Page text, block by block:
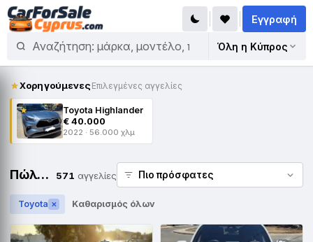
Όλη η Κύπρος
Εγγραφή
Χορηγούμενες Επιλεγμένες αγγελίες
Toyota Highlander
€ 40.000
2022 · 56.000 χλμ
Πώληση Toyota 571 αγγελίες
Toyota ✕ Καθαρισμός όλων